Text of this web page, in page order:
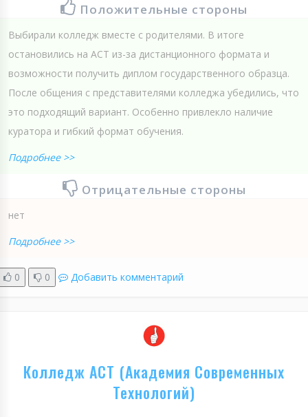
Положительные стороны
Выбирали колледж вместе с родителями. В итоге
остановились на АСТ из-за дистанционного формата и
возможности получить диплом государственного образца.
После общения с представителями колледжа убедились, что
это подходящий вариант. Особенно привлекло наличие
куратора и гибкий формат обучения.
Подробнее >>
Отрицательные стороны
нет
Подробнее >>
0 0 Добавить комментарий
Колледж АСТ (Академия Современных
Технологий)